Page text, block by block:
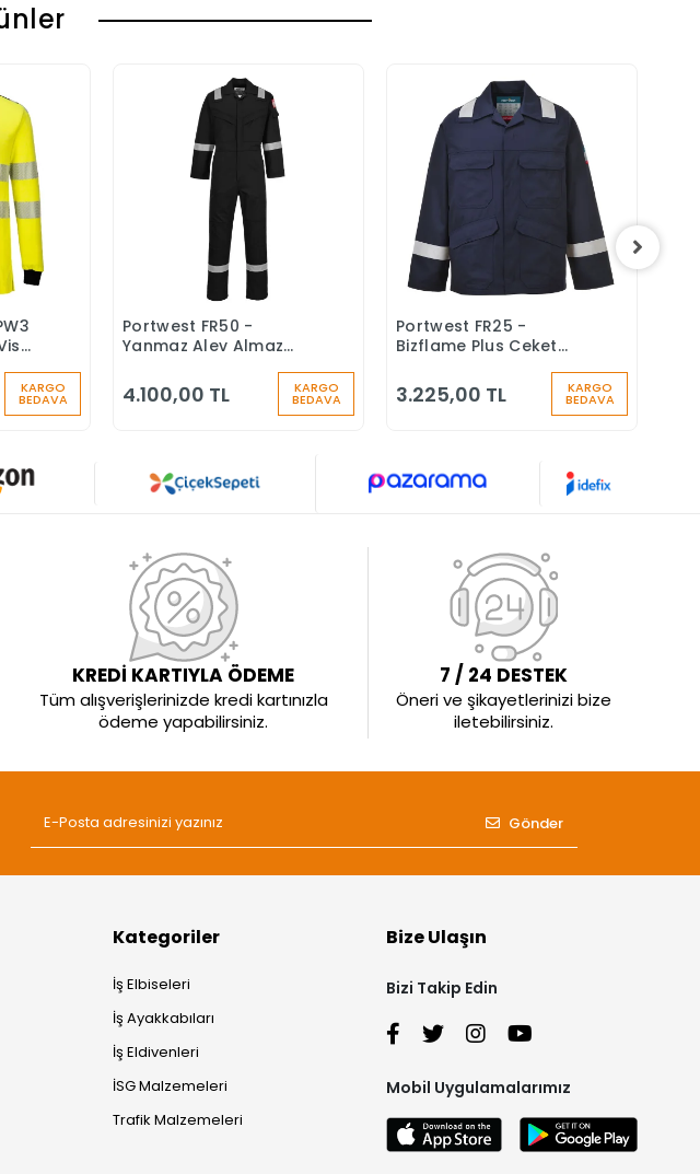
KARGO
BEDAVA
Sepete Ekle
Portwest FR50 -
Yanmaz Alev Almaz
4.100,00 TL KARGO
BEDAVA
Sepete Ekle
Portwest FR25 -
Bizflame Plus Ceket
3.225,00 TL KARGO
BEDAVA
KREDİ KARTIYLA ÖDEME
Tüm alışverişlerinizde kredi kartınızla
ödeme yapabilirsiniz.
7 / 24 DESTEK
Öneri ve şikayetlerinizi bize
iletebilirsiniz.
Gönder
Kategoriler
İş Elbiseleri
İş Ayakkabıları
İş Eldivenleri
İSG Malzemeleri
Trafik Malzemeleri
Bize Ulaşın
Bizi Takip Edin
Mobil Uygulamalarımız